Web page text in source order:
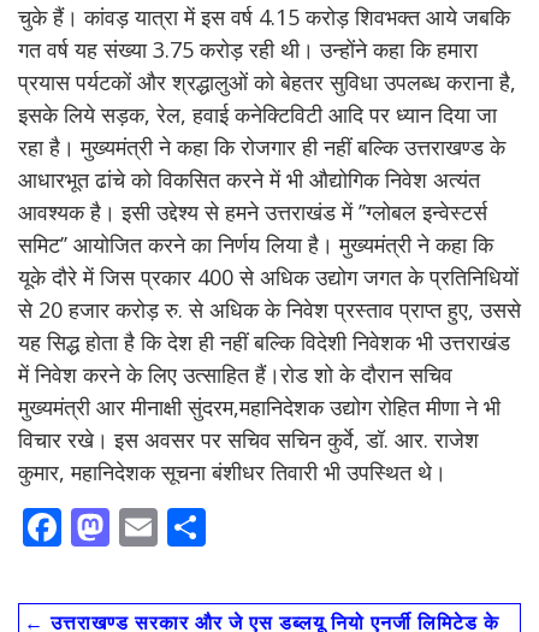
चुके हैं। कांवड़ यात्रा में इस वर्ष 4.15 करोड़ शिवभक्त आये जबकि
गत वर्ष यह संख्या 3.75 करोड़ रही थी। उन्होंने कहा कि हमारा
प्रयास पर्यटकों और श्रद्धालुओं को बेहतर सुविधा उपलब्ध कराना है,
इसके लिये सड़क, रेल, हवाई कनेक्टिविटी आदि पर ध्यान दिया जा
रहा है। मुख्यमंत्री ने कहा कि रोजगार ही नहीं बल्कि उत्तराखण्ड के
आधारभूत ढांचे को विकसित करने में भी औद्योगिक निवेश अत्यंत
आवश्यक है। इसी उद्देश्य से हमने उत्तराखंड में ’’ग्लोबल इन्वेस्टर्स
समिट’’ आयोजित करने का निर्णय लिया है। मुख्यमंत्री ने कहा कि
यूके दौरे में जिस प्रकार 400 से अधिक उद्योग जगत के प्रतिनिधियों
से 20 हजार करोड़ रु. से अधिक के निवेश प्रस्ताव प्राप्त हुए, उससे
यह सिद्ध होता है कि देश ही नहीं बल्कि विदेशी निवेशक भी उत्तराखंड
में निवेश करने के लिए उत्साहित हैं।रोड शो के दौरान सचिव
मुख्यमंत्री आर मीनाक्षी सुंदरम,महानिदेशक उद्योग रोहित मीणा ने भी
विचार रखे। इस अवसर पर सचिव सचिन कुर्वे, डॉ. आर. राजेश
कुमार, महानिदेशक सूचना बंशीधर तिवारी भी उपस्थित थे।
F
e
M
to
E
ai ar
← उत्तराखण्ड सरकार और जे एस डब्लयू नियो एनर्जी लिमिटेड के